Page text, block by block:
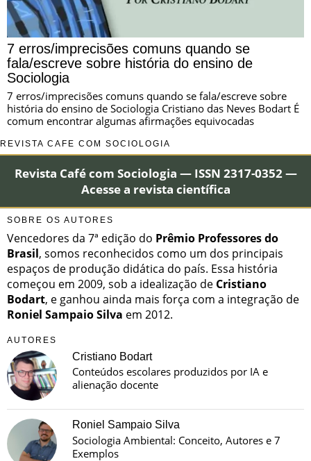
7 erros/imprecisões comuns quando se
fala/escreve sobre história do ensino de
Sociologia
7 erros/imprecisões comuns quando se fala/escreve sobre
história do ensino de Sociologia Cristiano das Neves Bodart É
comum encontrar algumas afirmações equivocadas
REVISTA CAFÉ COM SOCIOLOGIA
Revista Café com Sociologia — ISSN 2317-0352 —
Acesse a revista científica
SOBRE OS AUTORES
Vencedores da 7ª edição do Prêmio Professores do
Brasil, somos reconhecidos como um dos principais
espaços de produção didática do país. Essa história
começou em 2009, sob a idealização de Cristiano
Bodart, e ganhou ainda mais força com a integração de
Roniel Sampaio Silva em 2012.
AUTORES
Cristiano Bodart
Conteúdos escolares produzidos por IA e
alienação docente
Roniel Sampaio Silva
Sociologia Ambiental: Conceito, Autores e 7
Exemplos